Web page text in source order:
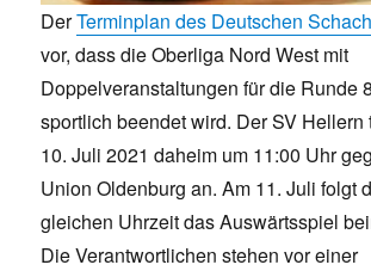
DerTerminplan des Deutschen
vor, dass die Oberliga Nord West mit
Doppelveranstaltungen für die Runde
sportlich beendet wird. Der SV Hellern
10. Juli 2021 daheim um 11:00 Uhr
Union Oldenburg an. Am 11. Juli folgt
gleichen Uhrzeit das Auswärtsspiel
Die Verantwortlichen stehen vor einer